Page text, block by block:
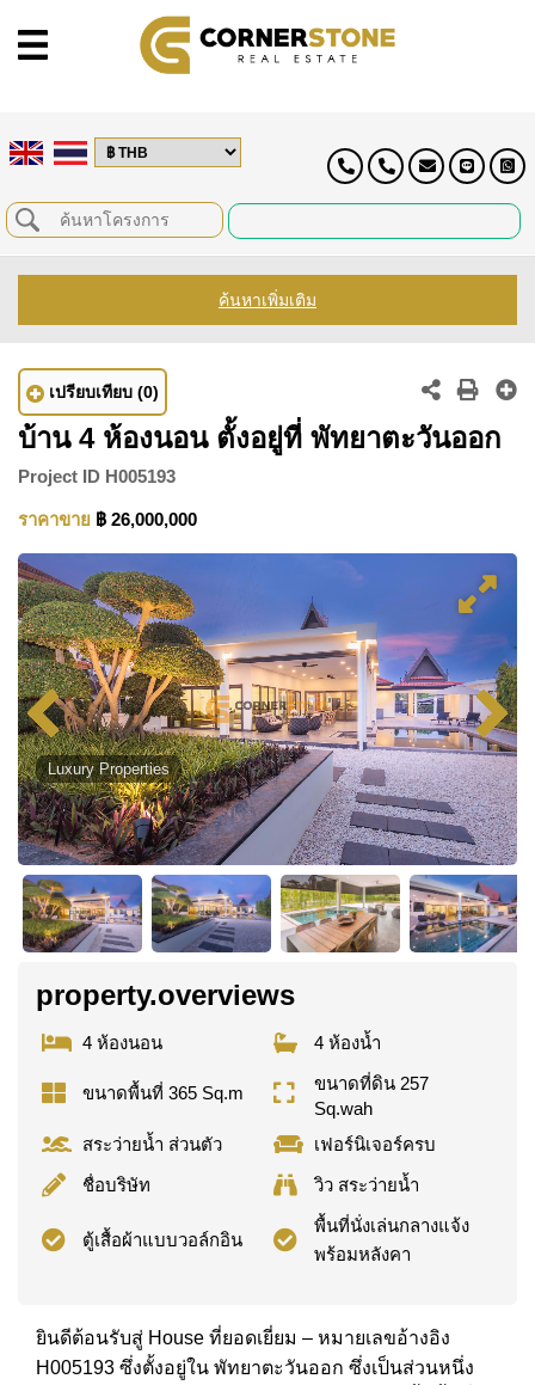
ค้นหาเพิ่มเติม
เปรียบเทียบ (0)
บ้าน 4 ห้องนอน ตั้งอยู่ที่ พัทยาตะวันออก
Project ID H005193
ราคาขาย ฿ 26,000,000
Luxury Properties
property.overviews
4 ห้องนอน 4 ห้องน้ำ
ขนาดพื้นที่ 365 Sq.m
ขนาดที่ดิน 257
Sq.wah
สระว่ายน้ำ ส่วนตัว
เฟอร์นิเจอร์ครบ
ชื่อบริษัท
วิว สระว่ายน้ำ
ตู้เสื้อผ้าแบบวอล์กอิน
พื้นที่นั่งเล่นกลางแจ้ง
พร้อมหลังคา
ยินดีต้อนรับสู่ House ที่ยอดเยี่ยม – หมายเลขอ้างอิง
H005193 ซึ่งตั้งอยู่ใน พัทยาตะวันออก ซึ่งเป็นส่วนหนึ่ง